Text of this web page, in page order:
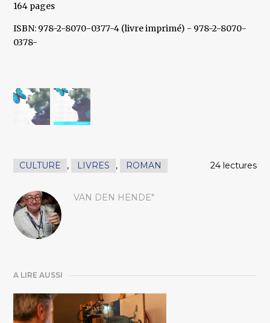
164 pages
ISBN: 978-2-8070-0377-4 (livre imprimé) - 978-2-8070-
0378-
CULTURE , LIVRES , ROMAN 24 lectures
VAN DEN HENDE"
A LIRE AUSSI